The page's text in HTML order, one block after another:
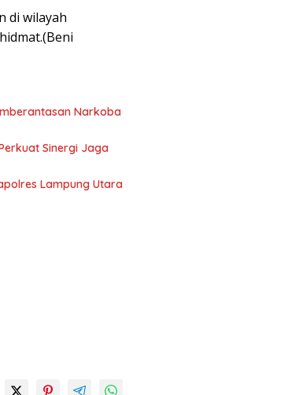
di wilayah
Narkoba
Sinergi Jaga
Lampung Utara